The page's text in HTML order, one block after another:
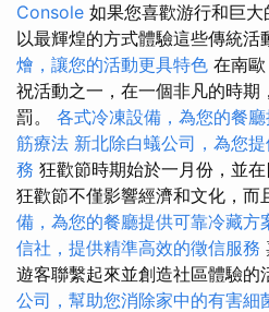
Console 如果您喜歡游行和巨
以最輝煌的方式體驗這些傳統活
燴，讓您的活動更具特色 在南
祝活動之一，在一個非凡的時期
罰。 各式冷凍設備，為您的餐
筋療法 新北除白蟻公司，為您
務 狂歡節時期始於一月份，並
狂歡節不僅影響經濟和文化，而
備，為您的餐廳提供可靠冷藏方
信社，提供精準高效的徵信服務
遊客聯繫起來並創造社區體驗的
公司，幫助您消除家中的有害細